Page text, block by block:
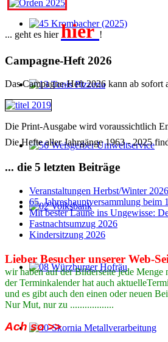
... geht es hierhier !
Campagne-Heft 2026
Das Campagne-Heft 2026 kann ab
Die Print-Ausgabe wird voraussichtlich
Die Hefte aller Jahrgänge 1963 - 2025
... die 5 letzten Beiträge
Veranstaltungen Herbst/Winter 2026
65. Jahreshauptversammlung beim
Mit bester Laune ins Ungewisse:
Fastnachtsumzug 2026
Kindersitzung 2026
Lieber Besucher unserer Web-
wir haben auf der Bilderseite jede Menge
der Terminkalender hat auch
und es gibt auch den einen oder neuen
Nur Mut, nur zu ..................
Ach so >>